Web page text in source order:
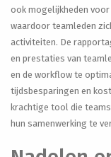
ook mogelijkheden
waardoor teamleden
activiteiten. De
en prestaties van
en de workflow te
tijdsbesparingen en
krachtige tool die
hun samenwerking te